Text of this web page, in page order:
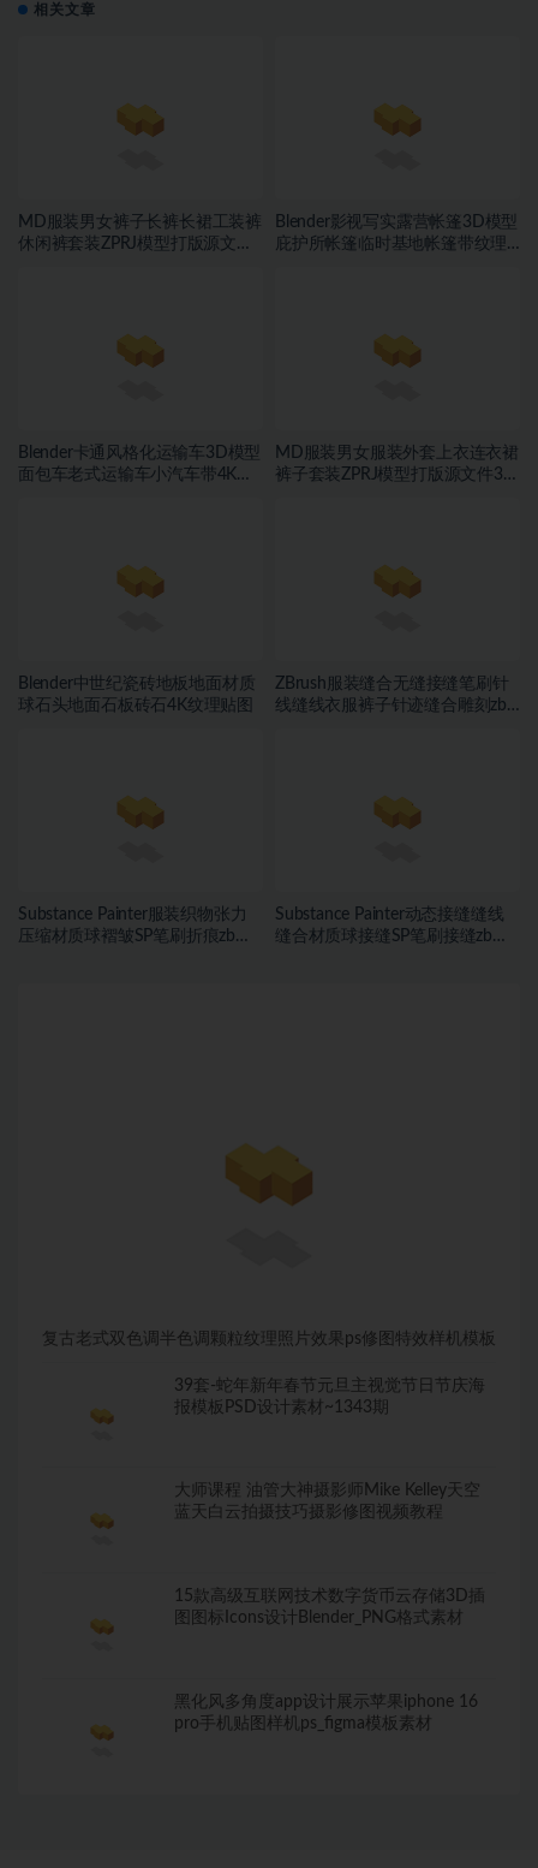
相关文章
MD服装男女裤子长裤长裙工装裤
休闲裤套装ZPRJ模型打版源文件
Blender影视写实露营帐篷3D模型
庇护所帐篷临时基地帐篷带纹理
Blender卡通风格化运输车3D模型
面包车老式运输车小汽车带4K纹
MD服装男女服装外套上衣连衣裙
裤子套装ZPRJ模型打版源文件3D
Blender中世纪瓷砖地板地面材质
球石头地面石板砖石4K纹理贴图
ZBrush服装缝合无缝接缝笔刷针
线缝线衣服裤子针迹缝合雕刻zb
Substance Painter服装织物张力
压缩材质球褶皱SP笔刷折痕zb笔
Substance Painter动态接缝缝线
缝合材质球接缝SP笔刷接缝zb笔
复古老式双色调半色调颗粒纹理照片效果ps修图特效样机模板
39套-蛇年新年春节元旦主视觉节日节庆海
报模板PSD设计素材~1343期
大师课程 油管大神摄影师Mike Kelley天空
蓝天白云拍摄技巧摄影修图视频教程
15款高级互联网技术数字货币云存储3D插
图图标Icons设计Blender_PNG格式素材
黑化风多角度app设计展示苹果iphone 16
pro手机贴图样机ps_figma模板素材